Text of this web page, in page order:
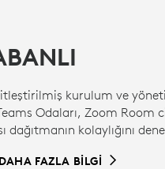
kurulum ve
Odaları, Zoom Room
kolaylığını
FAZLA BİLGİ